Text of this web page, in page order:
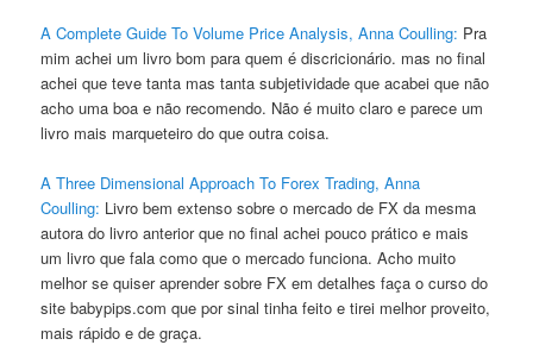
A Complete Guide To Volume Price Analysis, Anna Coulling: Pra
mim achei um livro bom para quem é discricionário. mas no final
achei que teve tanta mas tanta subjetividade que acabei que não
acho uma boa e não recomendo. Não é muito claro e parece um
livro mais marqueteiro do que outra coisa.
A Three Dimensional Approach To Forex Trading, Anna
Coulling: Livro bem extenso sobre o mercado de FX da mesma
autora do livro anterior que no final achei pouco prático e mais
um livro que fala como que o mercado funciona. Acho muito
melhor se quiser aprender sobre FX em detalhes faça o curso do
site babypips.com que por sinal tinha feito e tirei melhor proveito,
mais rápido e de graça.